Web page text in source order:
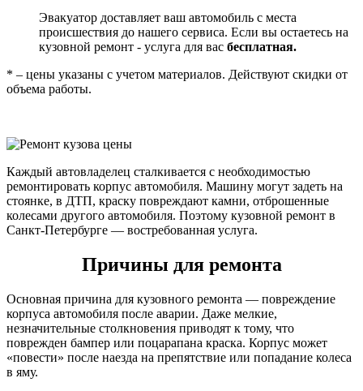
Эвакуатор доставляет ваш автомобиль с места
происшествия до нашего сервиса. Если вы остаетесь на
кузовной ремонт - услуга для вас бесплатная.
* – цены указаны с учетом материалов. Действуют скидки от
объема работы.
Каждый автовладелец сталкивается с необходимостью
ремонтировать корпус автомобиля. Машину могут задеть на
стоянке, в ДТП, краску повреждают камни, отброшенные
колесами другого автомобиля. Поэтому кузовной ремонт в
Санкт-Петербурге — востребованная услуга.
Причины для ремонта
Основная причина для кузовного ремонта — повреждение
корпуса автомобиля после аварии. Даже мелкие,
незначительные столкновения приводят к тому, что
поврежден бампер или поцарапана краска. Корпус может
«повести» после наезда на препятствие или попадание колеса
в яму.